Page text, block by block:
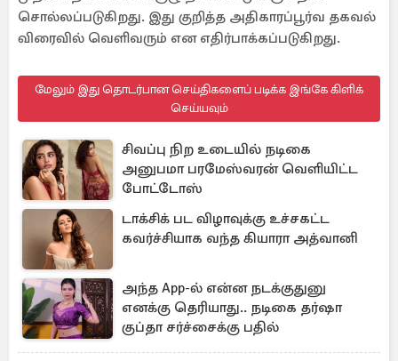
சொல்லப்படுகிறது. இது குறித்த அதிகாரப்பூர்வ தகவல்
விரைவில் வெளிவரும் என எதிர்பாக்கப்படுகிறது.
மேலும் இது தொடர்பான செய்திகளைப் படிக்க இங்கே கிளிக்
செய்யவும்
சிவப்பு நிற உடையில் நடிகை
அனுபமா பரமேஸ்வரன் வெளியிட்ட
போட்டோஸ்
டாக்சிக் பட விழாவுக்கு உச்சகட்ட
கவர்ச்சியாக வந்த கியாரா அத்வானி
அந்த App-ல் என்ன நடக்குதுனு
எனக்கு தெரியாது.. நடிகை தர்ஷா
குப்தா சர்ச்சைக்கு பதில்